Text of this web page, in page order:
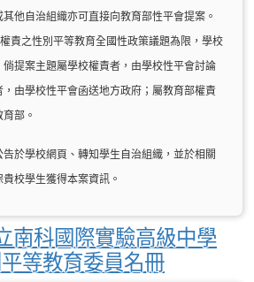
他自治組織亦可直接向教育部性平會提案。
責之性別平等教育全國性政策議題為限，學校
提案主題屬學校權責者，由學校性平會討論
由學校性平會函送地方政府；屬教育部權責
部。
於學校網頁、轉知學生自治組織，並於相關
校學生獲得本案資訊。
南科國際實驗高級中學
等教育委員名冊